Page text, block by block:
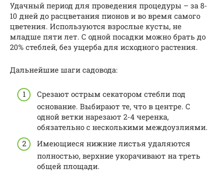
Удачный период для проведения процедуры – за 8-
10 дней до расцветания пионов и во время самого
цветения. Используются взрослые кусты, не
младше пяти лет. С одной посадки можно брать до
20% стеблей, без ущерба для исходного растения.
Дальнейшие шаги садовода:
Срезают острым секатором стебли под
основание. Выбирают те, что в центре. С
одной ветки нарезают 2-4 черенка,
обязательно с несколькими междоузлиями.
Имеющиеся нижние листья удаляются
полностью, верхние укорачивают на треть
общей площади.